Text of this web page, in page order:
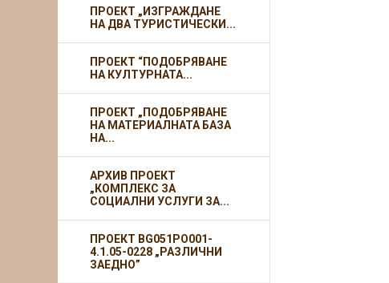
ПРОЕКТ „ИЗГРАЖДАНЕ
НА ДВА ТУРИСТИЧЕСКИ...
ПРОЕКТ “ПОДОБРЯВАНЕ
НА КУЛТУРНАТА...
ПРОЕКТ „ПОДОБРЯВАНЕ
НА МАТЕРИАЛНАТА БАЗА
НА...
АРХИВ ПРОЕКТ
„КОМПЛЕКС ЗА
СОЦИАЛНИ УСЛУГИ ЗА...
ПРОЕКТ BG051PO001-
4.1.05-0228 „РАЗЛИЧНИ
ЗАЕДНО”